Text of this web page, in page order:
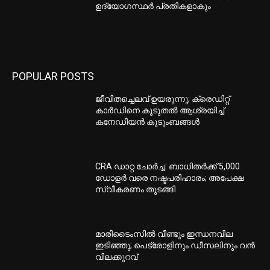
ഉദ്യോഗസ്ഥര്‍ പ്രതികളാകും
POPULAR POSTS
ജീവിതച്ചെലവ് ഉയരുന്നു; ക്രെഡിറ്റ്
കാർഡിനെ കൂടുതൽ ആശ്രയിച്ച്
കനേഡിയൻ കുടുംബങ്ങൾ
CRA ഡാറ്റ ചോർച്ച: ബാധിതർക്ക് 5,000
ഡോളർ വരെ നഷ്ടപരിഹാരം; അപേക്ഷ
സ്വീകരണം തുടങ്ങി
മാരിടൈംസിൽ വീണ്ടും ഇന്ധനവില
ഇടിഞ്ഞു; പെട്രോളിനും ഡീസലിനും വൻ
വിലക്കുറവ്